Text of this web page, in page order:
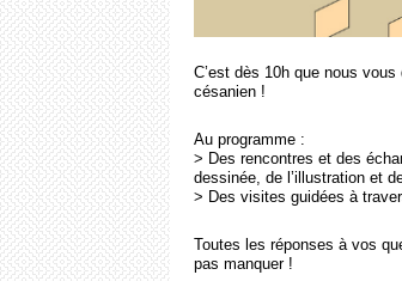
C’est dès 10h que nous
césanien !
Au programme :
> Des rencontres et des
dessinée, de l’illustration et
> Des visites guidées à
Toutes les réponses à vos
pas manquer !